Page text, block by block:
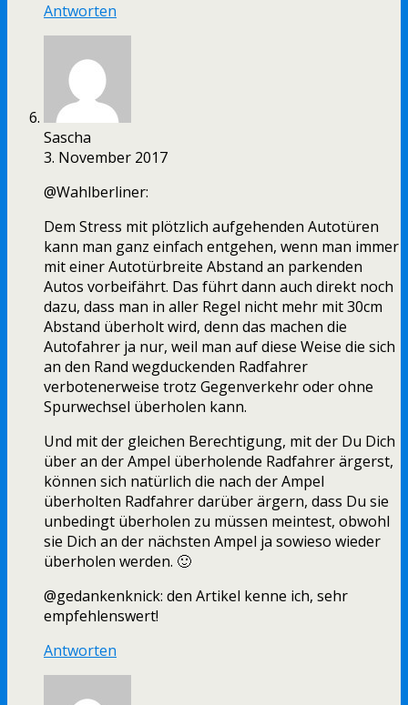
Antworten
Sascha
3. November 2017
@Wahlberliner:
Dem Stress mit plötzlich aufgehenden Autotüren
kann man ganz einfach entgehen, wenn man immer
mit einer Autotürbreite Abstand an parkenden
Autos vorbeifährt. Das führt dann auch direkt noch
dazu, dass man in aller Regel nicht mehr mit 30cm
Abstand überholt wird, denn das machen die
Autofahrer ja nur, weil man auf diese Weise die sich
an den Rand wegduckenden Radfahrer
verbotenerweise trotz Gegenverkehr oder ohne
Spurwechsel überholen kann.
Und mit der gleichen Berechtigung, mit der Du Dich
über an der Ampel überholende Radfahrer ärgerst,
können sich natürlich die nach der Ampel
überholten Radfahrer darüber ärgern, dass Du sie
unbedingt überholen zu müssen meintest, obwohl
sie Dich an der nächsten Ampel ja sowieso wieder
überholen werden. 🙂
@gedankenknick: den Artikel kenne ich, sehr
empfehlenswert!
Antworten